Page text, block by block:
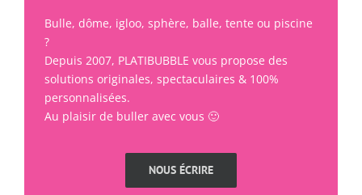
Bulle, dôme, igloo, sphère, balle, tente ou piscine
?
Depuis 2007, PLATIBUBBLE vous propose des
solutions originales, spectaculaires & 100%
personnalisées.
Au plaisir de buller avec vous 🙂
NOUS ÉCRIRE